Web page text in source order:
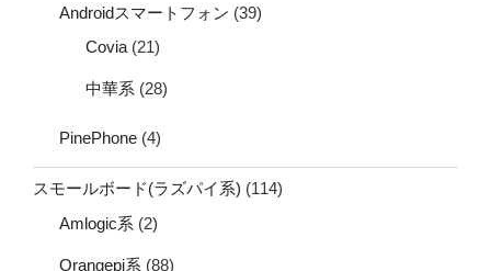
Androidスマートフォン (39)
Covia (21)
中華系 (28)
PinePhone (4)
スモールボード(ラズパイ系) (114)
Amlogic系 (2)
Orangepi系 (88)